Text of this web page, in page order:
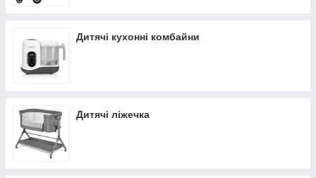
Дитячі кухонні комбайни
Дитячі ліжечка